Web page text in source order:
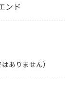
ンド
ありません）